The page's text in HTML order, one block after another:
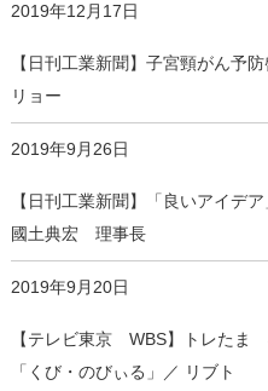
2019年12月17日
【日刊工業新聞】子宮頸がん予
リョー
2019年9月26日
【日刊工業新聞】「良いアイデ
國土典宏 理事長
2019年9月20日
【テレビ東京 WBS】トレたま
「くび・のびぃる」／ リブト